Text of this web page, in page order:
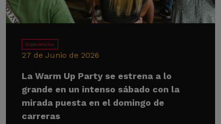
Experiencias
27 de Junio de 2026
La Warm Up Party se estrena a lo
grande en un intenso sábado con la
mirada puesta en el domingo de
carreras